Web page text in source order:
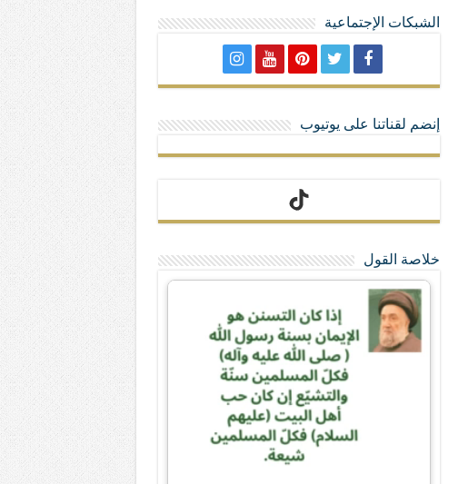
ألوان و لا تمنحهم الامتيازات أنساب و أديان
الشبكات الإجتماعية
إنضم لقناتنا على يوتيوب
خلاصة القول